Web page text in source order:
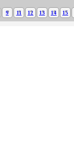
9 11 12 13 14 15